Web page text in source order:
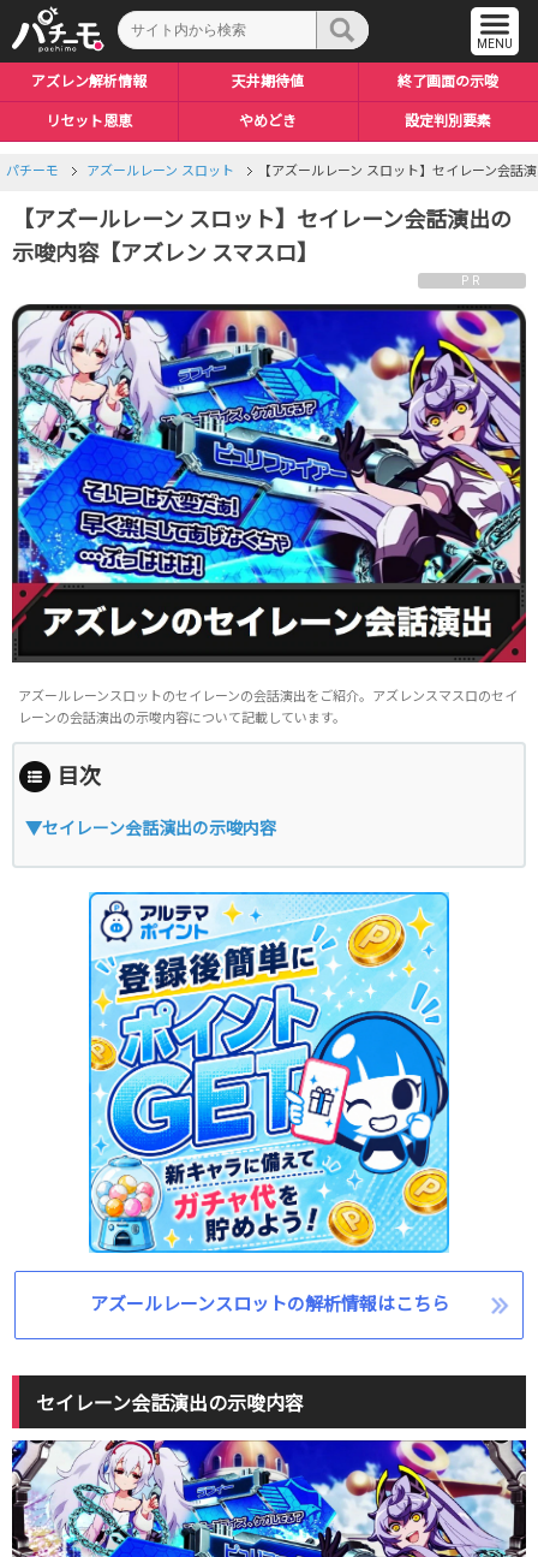
アズレン解析情報 天井期待値 終了画面の示唆
リセット恩恵 やめどき 設定判別要素
パチーモ アズールレーン スロット 【アズールレーン スロット】セイレーン会話
【アズールレーン スロット】セイレーン会話演出の
示唆内容【アズレン スマスロ】
PR
アズールレーンスロットのセイレーンの会話演出をご紹介。アズレンスマスロのセイ
レーンの会話演出の示唆内容について記載しています。
目次
▼セイレーン会話演出の示唆内容
アズールレーンスロットの解析情報はこちら
セイレーン会話演出の示唆内容